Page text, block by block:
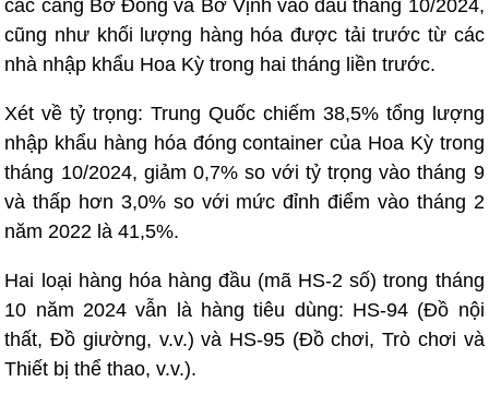
các cảng Bờ Đông và Bờ Vịnh vào đầu tháng 10/2024,
cũng như khối lượng hàng hóa được tải trước từ các
nhà nhập khẩu Hoa Kỳ trong hai tháng liền trước.
Xét về tỷ trọng: Trung Quốc chiếm 38,5% tổng lượng
nhập khẩu hàng hóa đóng container của Hoa Kỳ trong
tháng 10/2024, giảm 0,7% so với tỷ trọng vào tháng 9
và thấp hơn 3,0% so với mức đỉnh điểm vào tháng 2
năm 2022 là 41,5%.
Hai loại hàng hóa hàng đầu (mã HS-2 số) trong tháng
10 năm 2024 vẫn là hàng tiêu dùng: HS-94 (Đồ nội
thất, Đồ giường, v.v.) và HS-95 (Đồ chơi, Trò chơi và
Thiết bị thể thao, v.v.).